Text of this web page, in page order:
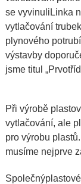
se vyvinuli Linka
vytlačování
plynového potrubí
výstavby
jsme titul
Při výrobě
vytlačování, ale
pro výrobu
musíme nejprve
Společný